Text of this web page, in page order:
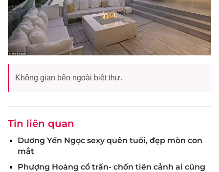
Không gian bên ngoài biệt thự.
Tin liên quan
Dương Yến Ngọc sexy quên tuổi, đẹp mòn con
mắt
Phượng Hoàng cổ trấn- chốn tiên cảnh ai cũng